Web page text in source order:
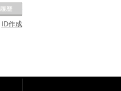
ID作成
泉